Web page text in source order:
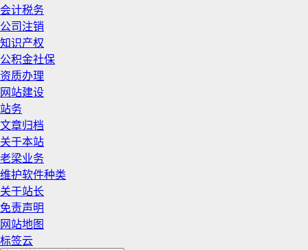
会计税务
公司注销
知识产权
公积金社保
资质办理
网站建设
站务
文章归档
关于本站
老梁业务
维护软件种类
关于站长
免责声明
网站地图
标签云